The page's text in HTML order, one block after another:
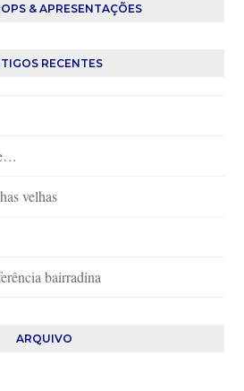
& APRESENTAÇÕES
RECENTES
velhas
bairradina
ARQUIVO